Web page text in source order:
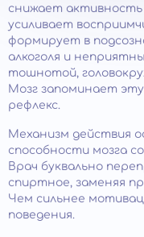
снижает
усиливает
формирует в
алкоголя и
тошнотой,
Мозг запоминает
рефлекс.
Механизм действия
способности мозга
Врач буквально
спиртное, заменяя
Чем сильнее
поведения.